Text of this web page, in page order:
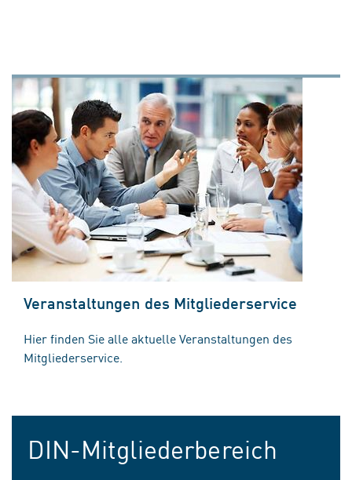
Veranstaltungen des Mitgliederservice
Hier finden Sie alle aktuelle Veranstaltungen des
Mitgliederservice.
DIN-Mitgliederbereich